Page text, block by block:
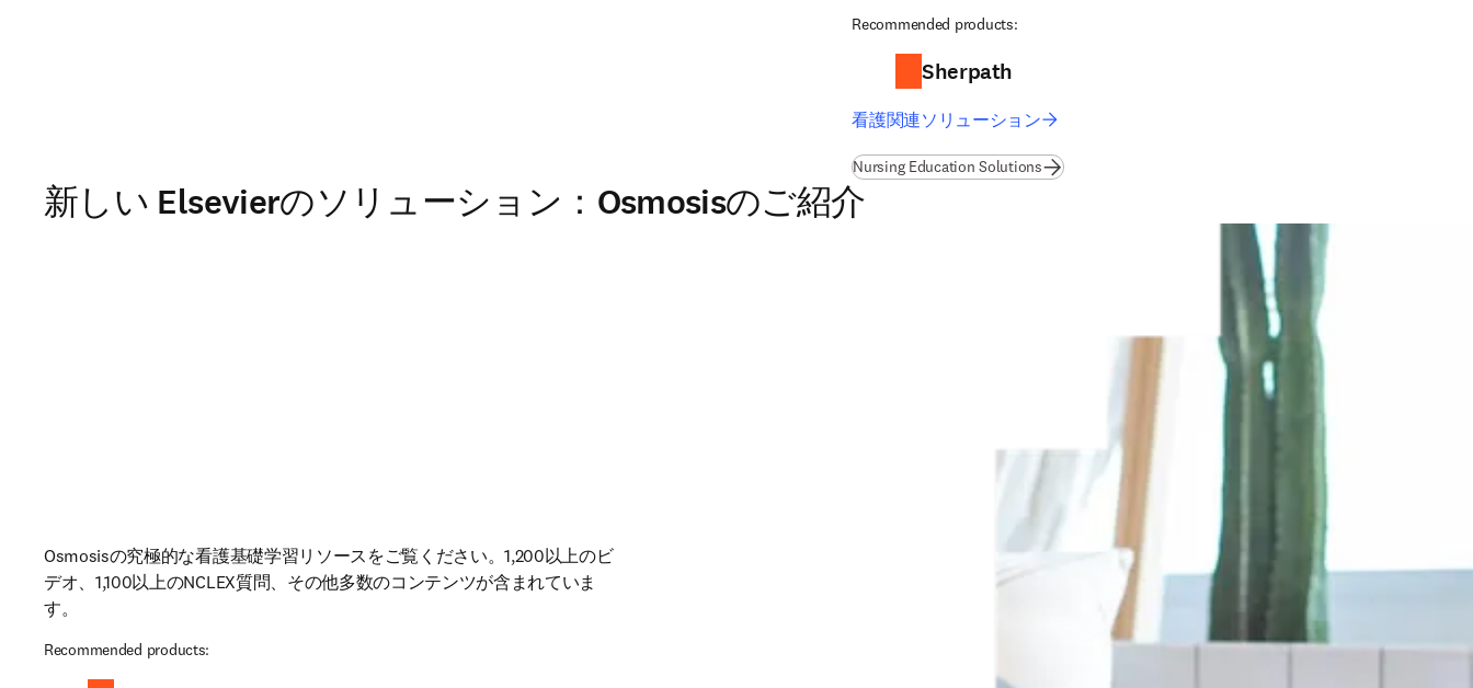
Recommended products:
Sherpath
看護関連ソリューション
Nursing Education Solutions
新しい Elsevierのソリューション：Osmosisのご紹介
Osmosisの究極的な看護基礎学習リソースをご覧ください。1,200以上のビ
デオ、1,100以上のNCLEX質問、その他多数のコンテンツが含まれていま
す。
Recommended products: